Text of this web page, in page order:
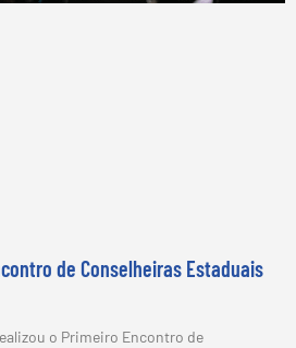
de Conselheiras Estaduais
o Primeiro Encontro de